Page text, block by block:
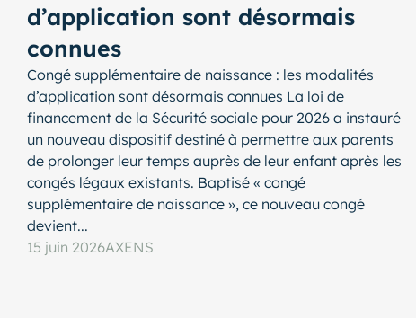
d’application sont désormais
connues
Congé supplémentaire de naissance : les modalités
d’application sont désormais connues La loi de
financement de la Sécurité sociale pour 2026 a instauré
un nouveau dispositif destiné à permettre aux parents
de prolonger leur temps auprès de leur enfant après les
congés légaux existants. Baptisé « congé
supplémentaire de naissance », ce nouveau congé
devient...
15 juin 2026AXENS